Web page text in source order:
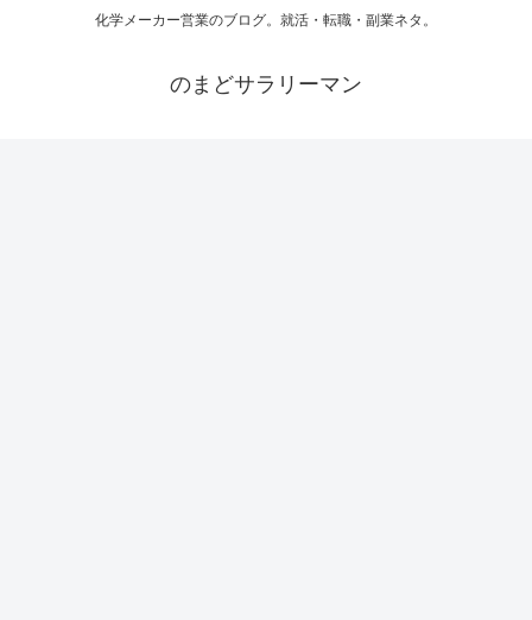
化学メーカー営業のブログ。就活・転職・副業ネタ。
のまどサラリーマン